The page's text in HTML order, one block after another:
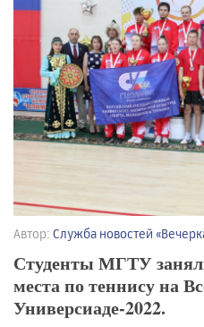
Автор: Служба новостей
Студенты МГТУ
места по теннису на
Универсиаде-2022.